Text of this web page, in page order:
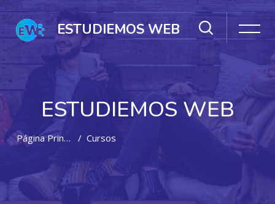
ESTUDIEMOS WEB
ESTUDIEMOS WEB
Página Principal Cursos